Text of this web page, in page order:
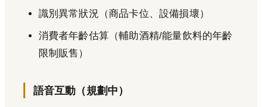
識別異常狀況（商品卡位、設備損壞）
消費者年齡估算（輔助酒精/能量飲料的年齡
限制販售）
語音互動（規劃中）